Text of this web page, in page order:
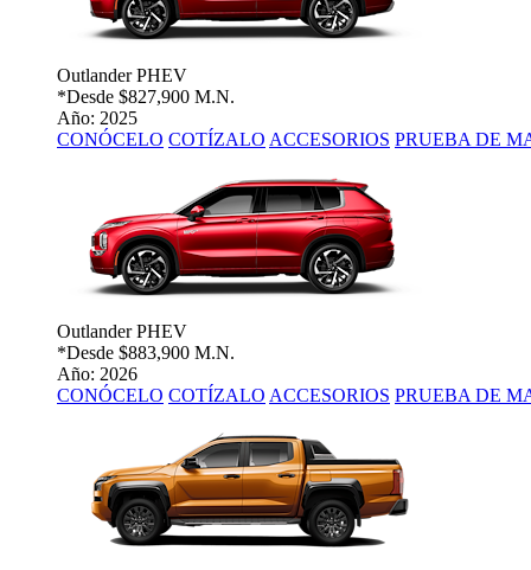
Outlander PHEV
*Desde $827,900 M.N.
Año: 2025
CONÓCELO COTÍZALO ACCESORIOS PRUEBA DE
Outlander PHEV
*Desde $883,900 M.N.
Año: 2026
CONÓCELO COTÍZALO ACCESORIOS PRUEBA DE